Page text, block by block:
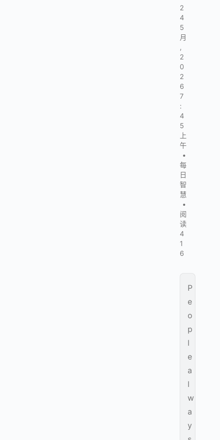
2
4
5
月
,
2
0
2
6
7
:
4
5
上
午
•
每
日
智
慧
•
阅
读
4
1
6
P
e
o
p
l
e
a
l
w
a
y